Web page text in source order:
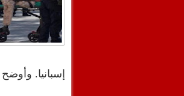
إسبانيا.